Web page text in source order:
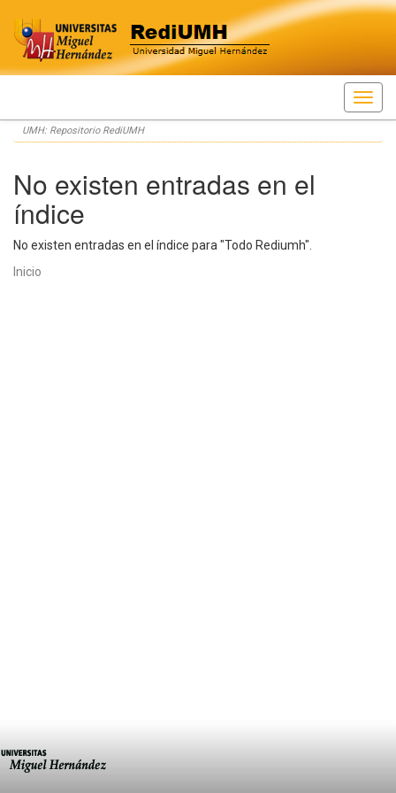
Skip
navigation
UMH: Repositorio RediUMH
No existen entradas en el
índice
No existen entradas en el índice para "Todo Rediumh".
Inicio